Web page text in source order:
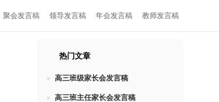
聚会发言稿 领导发言稿 年会发言稿 教师发言稿
热门文章
高三班级家长会发言稿
高三班主任家长会发言稿